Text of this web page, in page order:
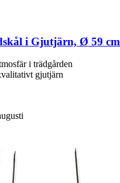
i Gjutjärn, Ø 59 cm
i trädgården
gjutjärn